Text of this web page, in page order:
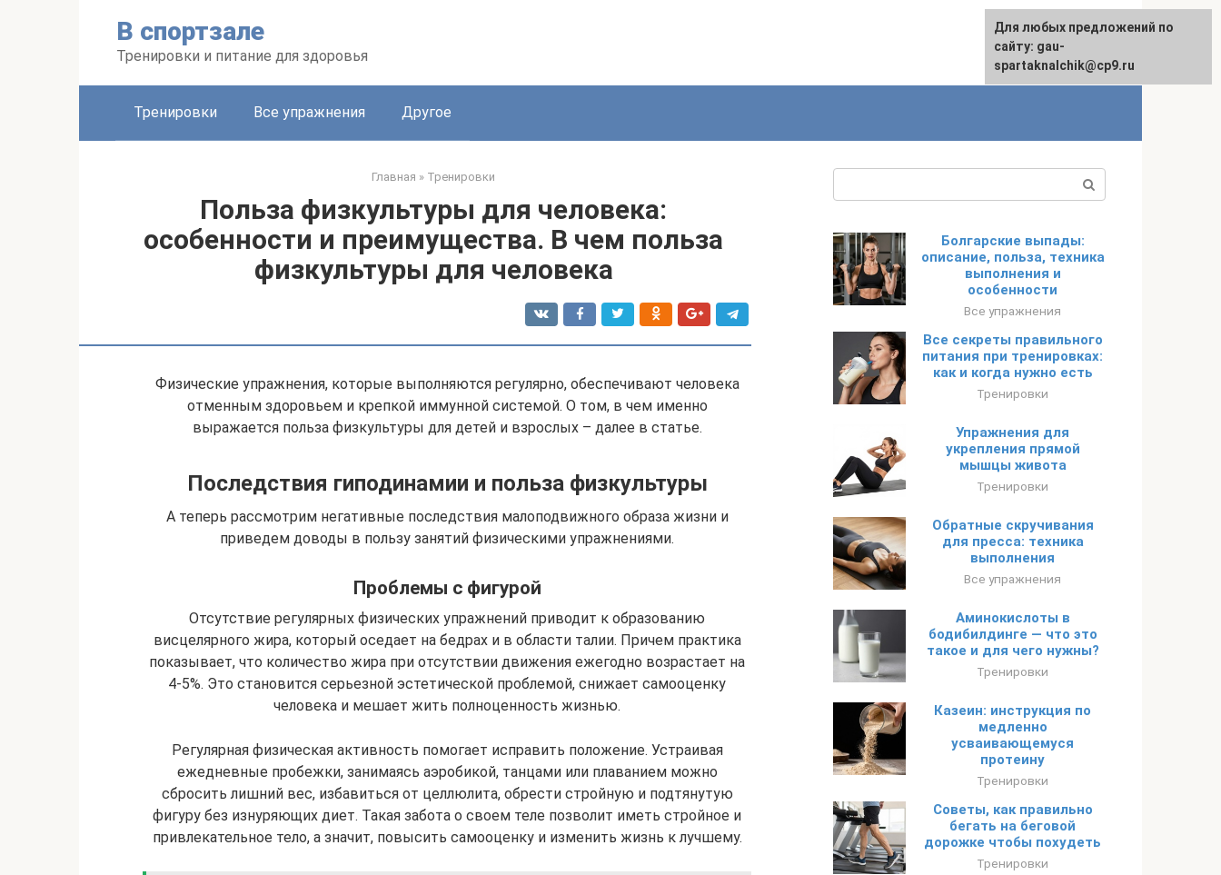
В спортзале
Тренировки и питание для здоровья
Тренировки Все упражнения Другое
Главная » Тренировки
Польза физкультуры для человека:
особенности и преимущества. В чем польза
физкультуры для человека
Физические упражнения, которые выполняются регулярно, обеспечивают человека
отменным здоровьем и крепкой иммунной системой. О том, в чем именно
выражается польза физкультуры для детей и взрослых – далее в статье.
Последствия гиподинамии и польза физкультуры
А теперь рассмотрим негативные последствия малоподвижного образа жизни и
приведем доводы в пользу занятий физическими упражнениями.
Проблемы с фигурой
Отсутствие регулярных физических упражнений приводит к образованию
висцелярного жира, который оседает на бедрах и в области талии. Причем практика
показывает, что количество жира при отсутствии движения ежегодно возрастает на
4-5%. Это становится серьезной эстетической проблемой, снижает самооценку
человека и мешает жить полноценность жизнью.
Регулярная физическая активность помогает исправить положение. Устраивая
ежедневные пробежки, занимаясь аэробикой, танцами или плаванием можно
сбросить лишний вес, избавиться от целлюлита, обрести стройную и подтянутую
фигуру без изнуряющих диет. Такая забота о своем теле позволит иметь стройное и
привлекательное тело, а значит, повысить самооценку и изменить жизнь к лучшему.
Болгарские выпады:
описание, польза, техника
выполнения и
особенности
Все упражнения
Все секреты правильного
питания при тренировках:
как и когда нужно есть
Тренировки
Упражнения для
укрепления прямой
мышцы живота
Тренировки
Обратные скручивания
для пресса: техника
выполнения
Все упражнения
Аминокислоты в
бодибилдинге — что это
такое и для чего нужны?
Тренировки
Казеин: инструкция по
медленно
усваивающемуся
протеину
Тренировки
Советы, как правильно
бегать на беговой
дорожке чтобы похудеть
Тренировки
Для любых предложений по
сайту: gau-
spartaknalchik@cp9.ru